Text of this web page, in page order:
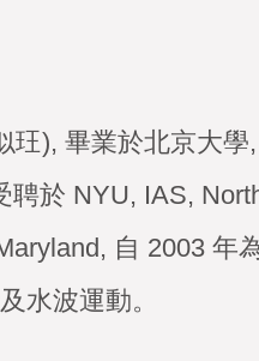
玨), 畢業於北京大
聘於 NYU, IAS,
自 2003 年
水波運動。